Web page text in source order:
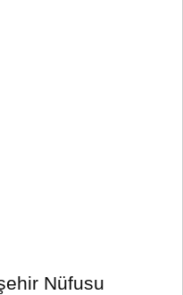
Nüfusu